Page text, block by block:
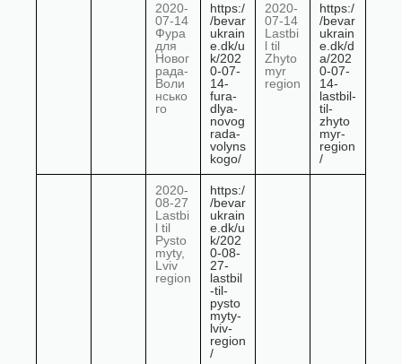
2020-
07-14
Фура
для
Новог
рада-
Воли
нсько
го
https:/
/bevar
ukrain
e.dk/u
k/202
0-07-
14-
fura-
dlya-
novog
rada-
volyns
kogo/
2020-
07-14
Lastbi
l til
Zhyto
myr
region
https:/
/bevar
ukrain
e.dk/d
a/202
0-07-
14-
lastbil-
til-
zhyto
myr-
region
/
2020-
08-27
Lastbi
l til
Pysto
myty,
Lviv
region
https:/
/bevar
ukrain
e.dk/u
k/202
0-08-
27-
lastbil
-til-
pysto
myty-
lviv-
region
/